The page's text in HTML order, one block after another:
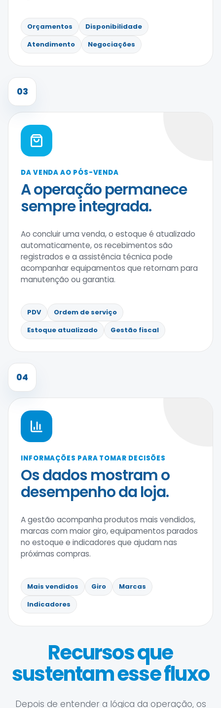
Orçamentos
Disponibilidade
Atendimento
Negociações
03
DA VENDA AO PÓS-VENDA
A operação permanece
sempre integrada.
Ao concluir uma venda, o estoque é atualizado
automaticamente, os recebimentos são
registrados e a assistência técnica pode
acompanhar equipamentos que retornam para
manutenção ou garantia.
PDV
Ordem de serviço
Estoque atualizado
Gestão fiscal
04
INFORMAÇÕES PARA TOMAR DECISÕES
Os dados mostram o
desempenho da loja.
A gestão acompanha produtos mais vendidos,
marcas com maior giro, equipamentos parados
no estoque e indicadores que ajudam nas
próximas compras.
Mais vendidos Giro
Marcas
Indicadores
Recursos que
sustentam esse fluxo
Depois de entender a lógica da operação, os